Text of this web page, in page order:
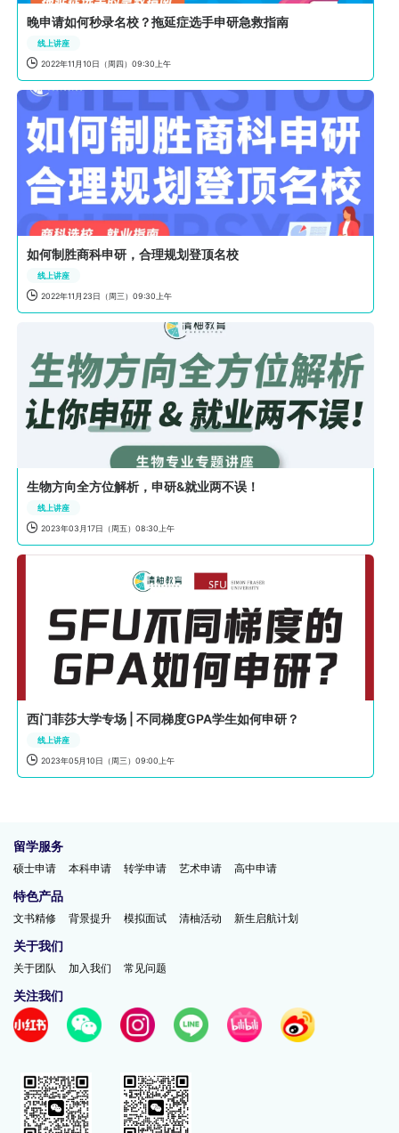
晚申请如何秒录名校？拖延症选手申研急救指南
线上讲座
 2022年11月10日（周四）09:30上午
如何制胜商科申研，合理规划登顶名校
线上讲座
 2022年11月23日（周三）09:30上午
生物方向全方位解析，申研&就业两不误！
线上讲座
 2023年03月17日（周五）08:30上午
西门菲莎大学专场 | 不同梯度GPA学生如何申研？
线上讲座
 2023年05月10日（周三）09:00上午
留学服务
硕士申请 本科申请 转学申请 艺术申请 高中申请
特色产品
文书精修 背景提升 模拟面试 清柚活动 新生启航计划
关于我们
关于团队 加入我们 常见问题
关注我们